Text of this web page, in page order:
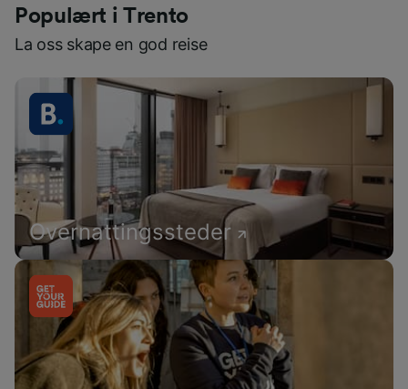
Populært i Trento
La oss skape en god reise
Overnattingssteder